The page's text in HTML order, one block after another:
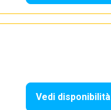
Vedi disponibilità